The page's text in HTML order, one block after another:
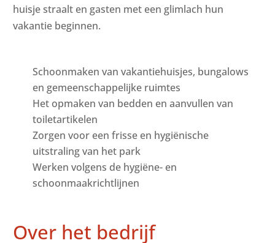
huisje straalt en gasten met een glimlach hun
vakantie beginnen.
Schoonmaken van vakantiehuisjes, bungalows
en gemeenschappelijke ruimtes
Het opmaken van bedden en aanvullen van
toiletartikelen
Zorgen voor een frisse en hygiënische
uitstraling van het park
Werken volgens de hygiëne- en
schoonmaakrichtlijnen
Over het bedrijf